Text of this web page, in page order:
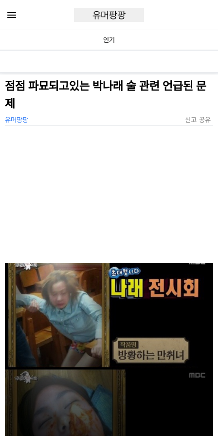
유머팡팡
인기
점점 파묘되고있는 박나래 술 관련 언급된 문
제
유머팡팡 신고 공유